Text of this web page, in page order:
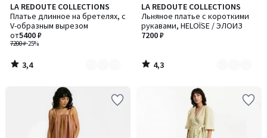
LA REDOUTE COLLECTIONS
Платье длинное на бретелях, с
V-образным вырезом
7200 ₽-25%
от5400 ₽
3,4
/ 5
Количество
цветов:
2
3,4
/
LA REDOUTE COLLECTIONS
Льняное платье с короткими
рукавами, HELOÏSE / ЭЛОИЗ
7200 ₽
4,3
/ 5
Количество
цветов:
3
4,3
/